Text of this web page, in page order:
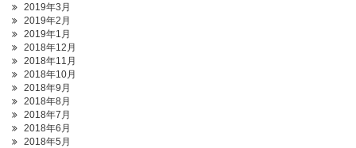
2019年3月
2019年2月
2019年1月
2018年12月
2018年11月
2018年10月
2018年9月
2018年8月
2018年7月
2018年6月
2018年5月